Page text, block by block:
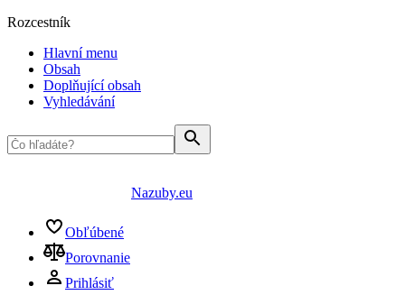
Rozcestník
Hlavní menu
Obsah
Doplňující obsah
Vyhledávání
Nazuby.eu
Obľúbené
Porovnanie
Prihlásiť